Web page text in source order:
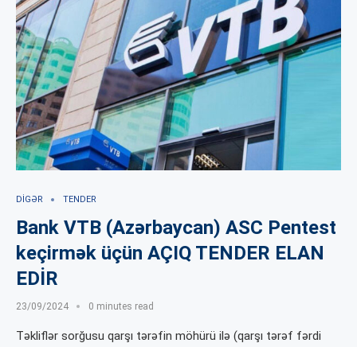
DIGƏR TENDER
Bank VTB (Azərbaycan) ASC Pentest
keçirmək üçün AÇIQ TENDER ELAN
EDİR
23/09/2024 0 minutes read
Təkliflər sorğusu qarşı tərəfin möhürü ilə (qarşı tərəf fərdi